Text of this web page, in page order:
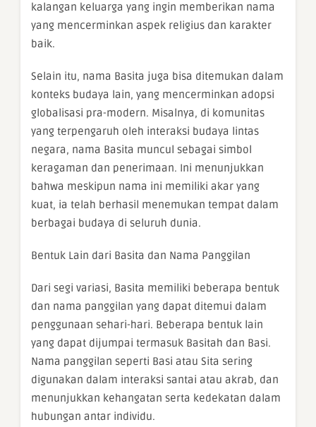
kalangan keluarga yang ingin memberikan nama
yang mencerminkan aspek religius dan karakter
baik.
Selain itu, nama Basita juga bisa ditemukan dalam
konteks budaya lain, yang mencerminkan adopsi
globalisasi pra-modern. Misalnya, di komunitas
yang terpengaruh oleh interaksi budaya lintas
negara, nama Basita muncul sebagai simbol
keragaman dan penerimaan. Ini menunjukkan
bahwa meskipun nama ini memiliki akar yang
kuat, ia telah berhasil menemukan tempat dalam
berbagai budaya di seluruh dunia.
Bentuk Lain dari Basita dan Nama Panggilan
Dari segi variasi, Basita memiliki beberapa bentuk
dan nama panggilan yang dapat ditemui dalam
penggunaan sehari-hari. Beberapa bentuk lain
yang dapat dijumpai termasuk Basitah dan Basi.
Nama panggilan seperti Basi atau Sita sering
digunakan dalam interaksi santai atau akrab, dan
menunjukkan kehangatan serta kedekatan dalam
hubungan antar individu.